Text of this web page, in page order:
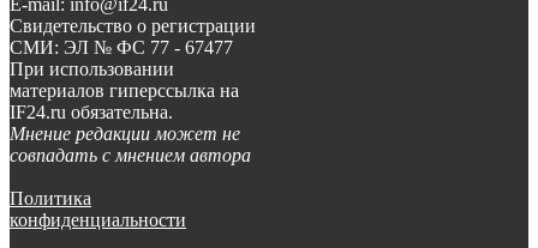
E-mail: info@if24.ru
Свидетельство о регистрации
СМИ: ЭЛ № ФС 77 - 67477
При использовании
материалов гиперссылка на
IF24.ru обязательна.
Мнение редакции может не
совпадать с мнением автора
Политика
конфиденциальности